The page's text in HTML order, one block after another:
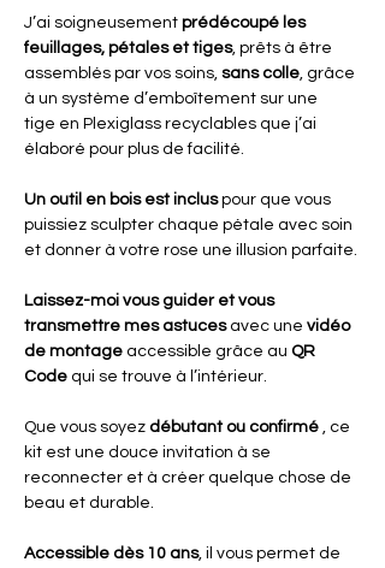
J’ai soigneusement prédécoupé les
feuillages, pétales et tiges, prêts à être
assemblés par vos soins, sans colle , grâce
à un système d’emboîtement sur une
tige en Plexiglass recyclables que j’ai
élaboré pour plus de facilité.
Un outil en bois est incluspour que vous
puissiez sculpter chaque pétale avec soin
et donner à votre rose une illusion parfaite.
Laissez-moi vous guider et vous
transmettre mes astucesavec une vidéo
de montage accessible grâce au QR
Code qui se trouve à l’intérieur.
Que vous soyez débutant ou confirmé , ce
kit est une douce invitation à se
reconnecter et à créer quelque chose de
beau et durable.
Accessible dès 10 ans, il vous permet de